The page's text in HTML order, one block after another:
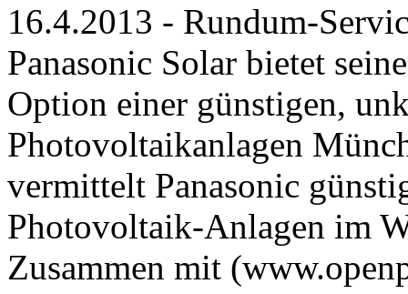
16.4.2013 - Rundum-
Panasonic Solar bietet
Option einer günstigen,
Photovoltaikanlagen
vermittelt Panasonic
Photovoltaik-Anlagen im
Zusammen mit